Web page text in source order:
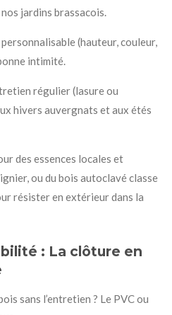
jardins brassacois.
(hauteur, couleur,
intimité.
régulier (lasure ou
hivers auvergnats et aux étés
des essences locales et
ou du bois autoclavé classe
résister en extérieur dans la
: La clôture en
sans l’entretien ? Le PVC ou